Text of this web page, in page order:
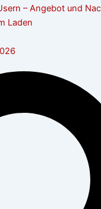
– Angebot und
Laden